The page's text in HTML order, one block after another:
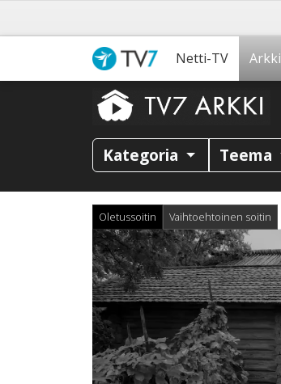
Netti-TV Arkki
Kategoria Teema
Oletussoitin Vaihtoehtoinen soitin